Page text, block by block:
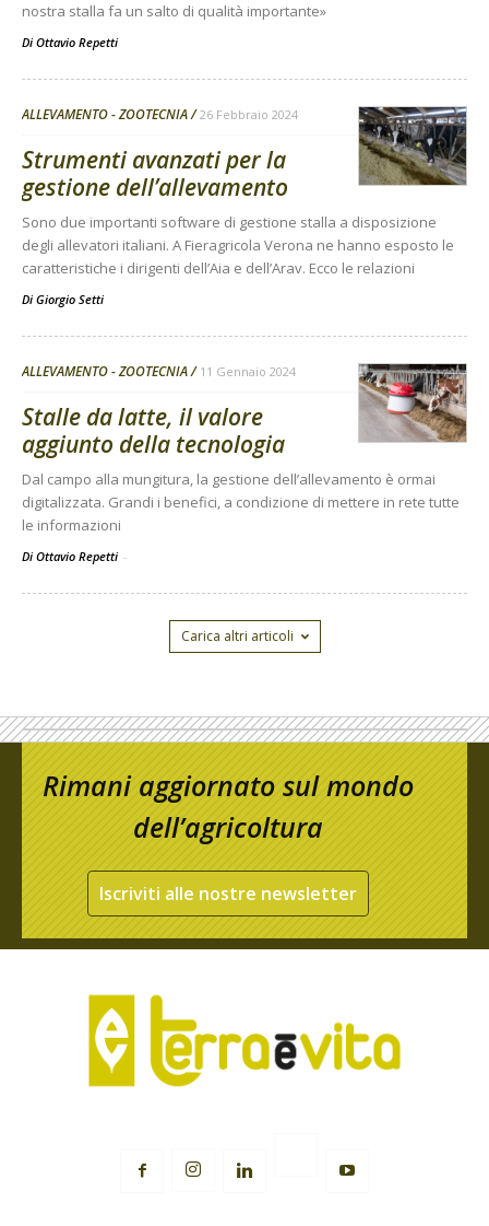
nostra stalla fa un salto di qualità importante»
Di Ottavio Repetti
ALLEVAMENTO - ZOOTECNIA 26 Febbraio 2024
Strumenti avanzati per la
gestione dell’allevamento
Sono due importanti software di gestione stalla a disposizione
degli allevatori italiani. A Fieragricola Verona ne hanno esposto le
caratteristiche i dirigenti dell’Aia e dell’Arav. Ecco le relazioni
Di Giorgio Setti
ALLEVAMENTO - ZOOTECNIA 11 Gennaio 2024
Stalle da latte, il valore
aggiunto della tecnologia
Dal campo alla mungitura, la gestione dell’allevamento è ormai
digitalizzata. Grandi i benefici, a condizione di mettere in rete tutte
le informazioni
Di Ottavio Repetti -
Carica altri articoli
Rimani aggiornato sul mondo
dell’agricoltura
Iscriviti alle nostre newsletter